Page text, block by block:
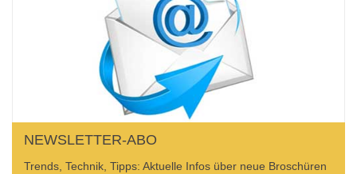
NEWSLETTER-ABO
Trends, Technik, Tipps: Aktuelle Infos über neue Broschüren